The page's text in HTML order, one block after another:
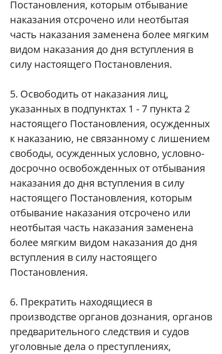
Постановления, которым отбывание
наказания отсрочено или неотбытая
часть наказания заменена более мягким
видом наказания до дня вступления в
силу настоящего Постановления.
5. Освободить от наказания лиц,
указанных в подпунктах 1 - 7 пункта 2
настоящего Постановления, осужденных
к наказанию, не связанному с лишением
свободы, осужденных условно, условно-
досрочно освобожденных от отбывания
наказания до дня вступления в силу
настоящего Постановления, которым
отбывание наказания отсрочено или
неотбытая часть наказания заменена
более мягким видом наказания до дня
вступления в силу настоящего
Постановления.
6. Прекратить находящиеся в
производстве органов дознания, органов
предварительного следствия и судов
уголовные дела о преступлениях,